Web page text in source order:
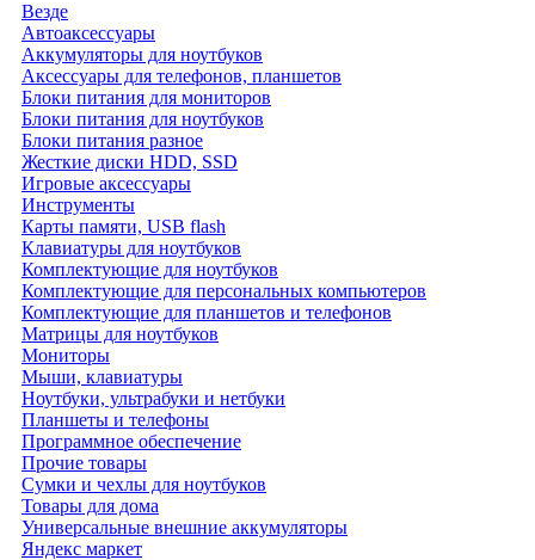
Везде
Автоаксессуары
Аккумуляторы для ноутбуков
Аксессуары для телефонов, планшетов
Блоки питания для мониторов
Блоки питания для ноутбуков
Блоки питания разное
Жесткие диски HDD, SSD
Игровые аксессуары
Инструменты
Карты памяти, USB flash
Клавиатуры для ноутбуков
Комплектующие для ноутбуков
Комплектующие для персональных компьютеров
Комплектующие для планшетов и телефонов
Матрицы для ноутбуков
Мониторы
Мыши, клавиатуры
Ноутбуки, ультрабуки и нетбуки
Планшеты и телефоны
Программное обеспечение
Прочие товары
Сумки и чехлы для ноутбуков
Товары для дома
Универсальные внешние аккумуляторы
Яндекс маркет